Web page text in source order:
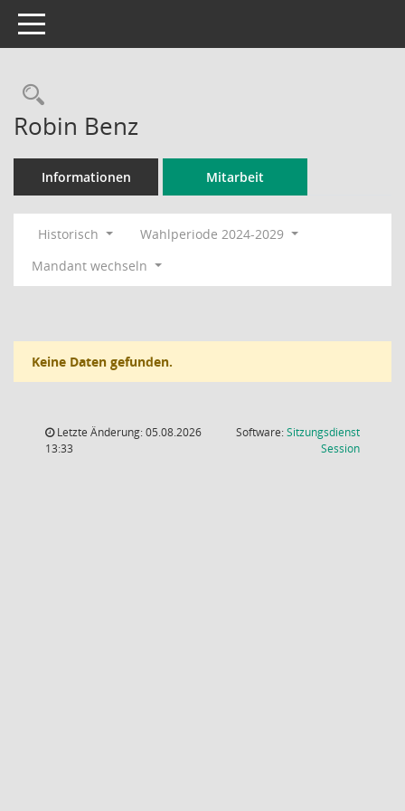
Toggle navigation
Rechercheauswahl
Robin Benz
Informationen Mitarbeit
Historisch
Wahlperiode 2024-2029
Mandant wechseln
Keine Daten gefunden.
Letzte Änderung: 05.08.2026
13:33
Software:Sitzungsdienst
Session(Wird in